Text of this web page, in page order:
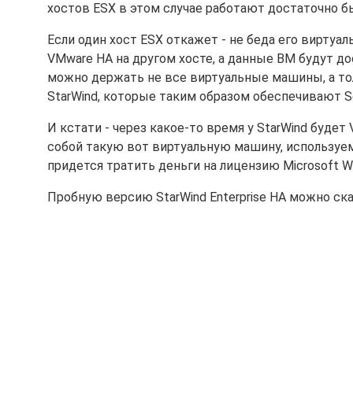
хостов ESX в этом случае работают достаточно
Если один хост ESX откажет - не беда его
VMware HA на другом хосте, а данные ВМ будут
можно держать не все виртуальные машины, а
StarWind, которые таким образом обеспечивают
И кстати - через какое-то время у StarWind
собой такую вот виртуальную машину,
придется тратить деньги на лицензию Microsoft
Пробную версию StarWind Enterprise HA можно